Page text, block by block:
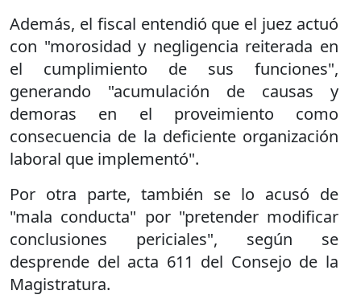
Además, el fiscal entendió que el juez actuó
con "morosidad y negligencia reiterada en
el cumplimiento de sus funciones",
generando "acumulación de causas y
demoras en el proveimiento como
consecuencia de la deficiente organización
laboral que implementó".
Por otra parte, también se lo acusó de
"mala conducta" por "pretender modificar
conclusiones periciales", según se
desprende del acta 611 del Consejo de la
Magistratura.